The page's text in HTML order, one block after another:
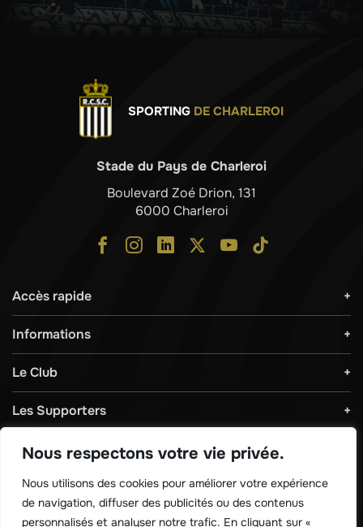
Nous respectons votre vie privée.
Nous utilisons des cookies pour améliorer votre expérience
de navigation, diffuser des publicités ou des contenus
personnalisés et analyser notre trafic. En cliquant sur «
SPORTING DE CHARLEROI
Stade du Pays de Charleroi
Boulevard Zoé Drion, 131
6000 Charleroi
Accès rapide
Informations
Le Club
Les Supporters
Télécharger notre application !
Règlements & Sécurité